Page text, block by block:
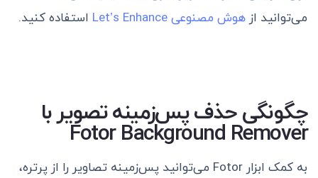
می‌توانید از هوش مصنوعی Let’s Enhance استفاده کنید.
چگونگی حذف پس‌زمینه تصویر با
Fotor Background Remover
به کمک ابزار Fotor می‌توانید پس‌زمینه تصاویر را از پرتره‌،